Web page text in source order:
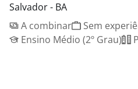
Salvador - BA
A combinar
Sem
Ensino Médio (2º Grau)